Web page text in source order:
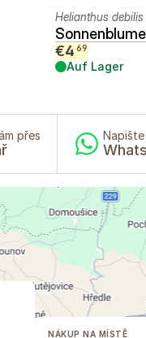
Helianthus debilis
€4 69
Auf Lager
přes Napište
NÁKUP NA MÍSTĚ